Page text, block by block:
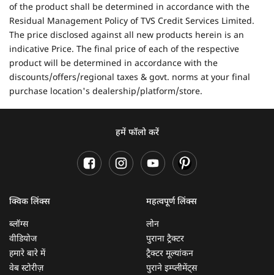
of the product shall be determined in accordance with the
Residual Management Policy of TVS Credit Services Limited.
The price disclosed against all new products herein is an
indicative Price. The final price of each of the respective
product will be determined in accordance with the
discounts/offers/regional taxes & govt. norms at your final
purchase location's dealership/platform/store.
हमें फॉलो करें
क्विक लिंक्स
ब्लॉग्स
वीडियोज
हमारे बारे में
वेब स्टोरीज़
महत्वपूर्ण लिंक्स
लोन
पुराना ट्रैक्टर
ट्रैक्टर मूल्यांकन
पुराने इम्प्लीमेंट्स